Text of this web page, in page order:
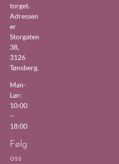
torget.
Adressen
er
Storgaten
38,
3126
Tønsberg.
Man-
Lør:
10:00
–
18:00
Følg
oss